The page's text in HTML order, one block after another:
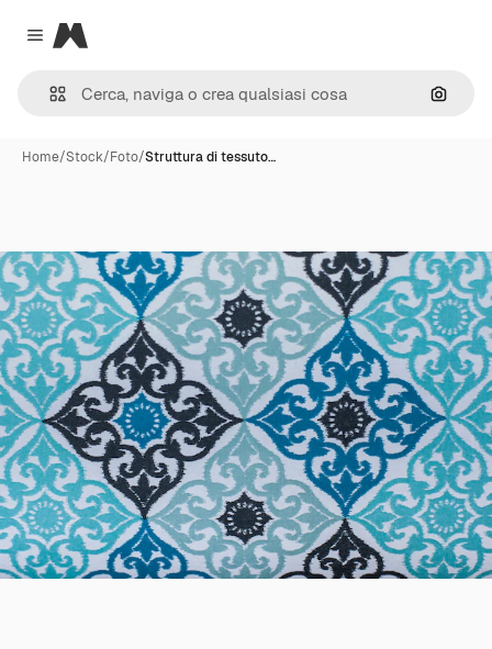
Close menu
Magnific
Cerca
Home/Stock/Foto/Struttura di tessuto…